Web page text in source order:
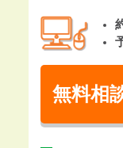
無料相